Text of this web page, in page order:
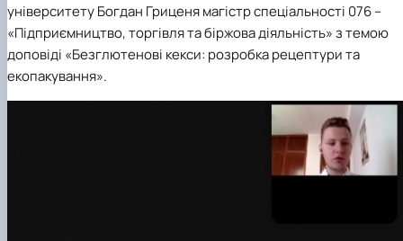
університету Богдан Гриценя магістр спеціальності 076 –
«Підприємництво, торгівля та біржова діяльність» з темою
доповіді «Безглютенові кекси: розробка рецептури та
екопакування».